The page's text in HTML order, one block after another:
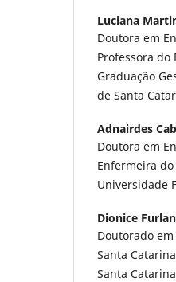
Luciana
Doutora em
Professora do
Graduação
de Santa
Adnairdes
Doutora em
Enfermeira
Universidade
Dionice
Doutorado
Santa
Santa